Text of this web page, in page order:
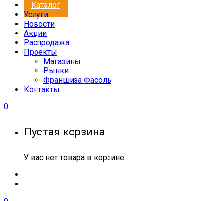
Каталог
Услуги
Новости
Акции
Распродажа
Проекты
Магазины
Рынки
Франшиза Фасоль
Контакты
0
Пустая корзина
У вас нет товара в корзине